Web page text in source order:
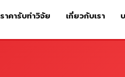
บริการของเรา ราคารับทำวิจัย
ราคารับทำวิจัย เกี่ยวกับเรา